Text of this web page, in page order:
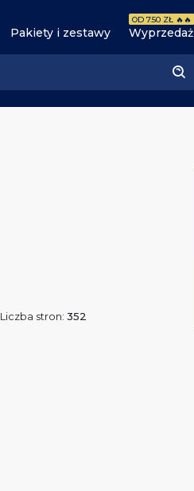
Pakiety i zestawy Wyprzedaż
OD 7.50 ZŁ 🔥🔥
Liczba stron: 352